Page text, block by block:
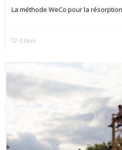
La méthode WeCo pour la
0 likes